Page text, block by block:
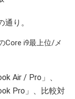
り。
Core i9最上位/メ
Air / Pro」、
Pro」、比較対